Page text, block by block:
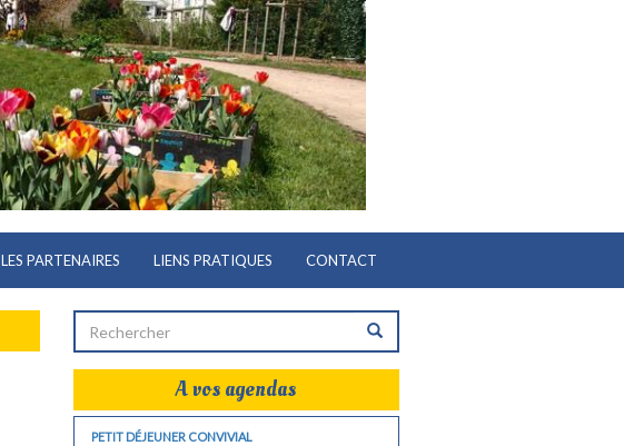
LES PARTENAIRES LIENS PRATIQUES CONTACT
A vos agendas
PETIT DÉJEUNER CONVIVIAL